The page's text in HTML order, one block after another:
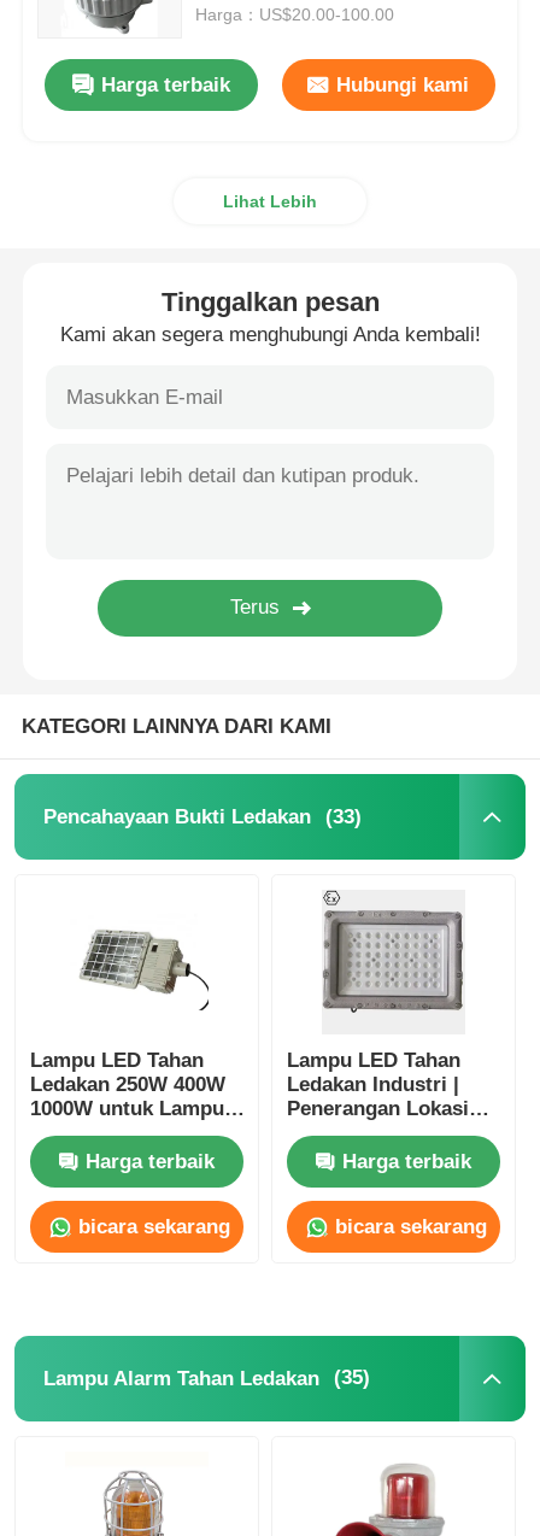
Kotak Buktinya Ledakan
colokan dan soket anti ledakan
Harga：US$20.00-100.00
Harga terbaik Hubungi kami
Lihat Lebih
Tinggalkan pesan
Kami akan segera menghubungi Anda kembali!
KATEGORI LAINNYA DARI KAMI
Pencahayaan Bukti Ledakan (33)
Lampu LED Tahan
Ledakan 250W 400W
1000W untuk Lampu
Metal Halida
Harga terbaik
bicara sekarang
Lampu LED Tahan
Ledakan Industri |
Penerangan Lokasi
Berbahaya Zona 1 & 2
Harga terbaik
bicara sekarang
Lampu Alarm Tahan Ledakan (35)